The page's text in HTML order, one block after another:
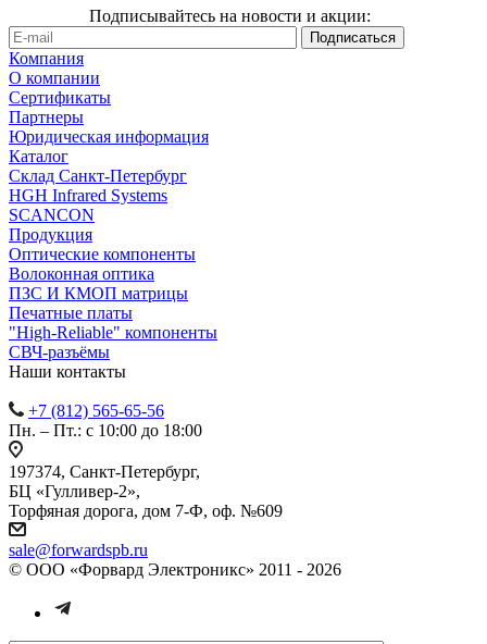
Подписывайтесь на новости и акции:
Компания
О компании
Сертификаты
Партнеры
Юридическая информация
Каталог
Cклад Санкт-Петербург
HGH Infrared Systems
SCANCON
Продукция
Оптические компоненты
Волоконная оптика
ПЗС И КМОП матрицы
Печатные платы
"High-Reliable" компоненты
СВЧ-разъёмы
Наши контакты
+7 (812) 565-65-56
Пн. – Пт.: с 10:00 до 18:00
197374, Санкт-Петербург,
БЦ «Гулливер-2»,
Торфяная дорога, дом 7-Ф, оф. №609
sale@forwardspb.ru
© ООО «Форвард Электроникс» 2011 - 2026